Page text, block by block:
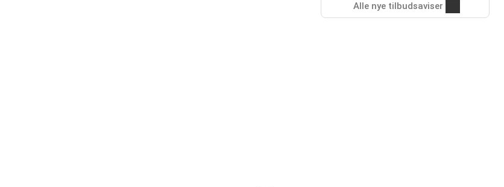
Alle nye tilbudsaviser